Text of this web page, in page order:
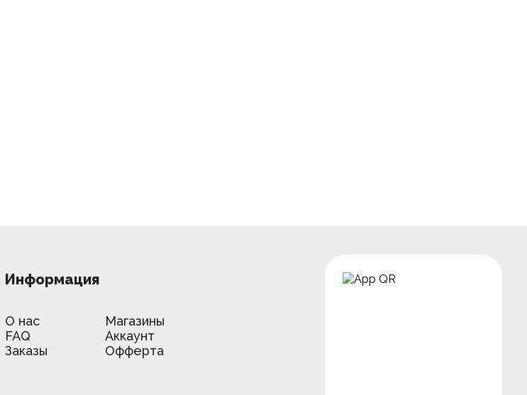
Информация
О нас
Магазины
FAQ
Аккаунт
Заказы
Офферта